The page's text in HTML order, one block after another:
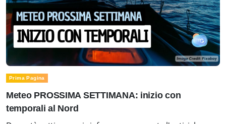
Prima Pagina
Meteo PROSSIMA SETTIMANA: inizio con
temporali al Nord